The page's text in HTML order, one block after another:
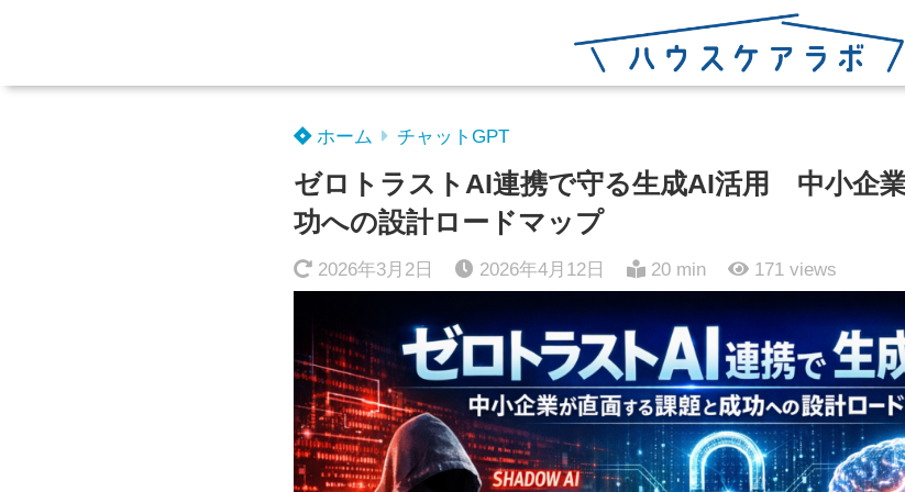
ホーム チャットGPT
ゼロトラストAI連携で守る生成AI活用 中小企
功への設計ロードマップ
2026年3月2日 2026年4月12日 20 min 171 views